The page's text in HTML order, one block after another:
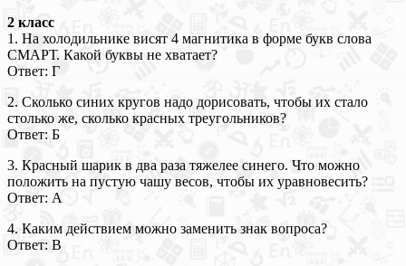
2 класс
1. На холодильнике висят 4 магнитика в форме букв слова
СМАРТ. Какой буквы не хватает?
Ответ: Г
2. Сколько синих кругов надо дорисовать, чтобы их стало
столько же, сколько красных треугольников?
Ответ: Б
3. Красный шарик в два раза тяжелее синего. Что можно
положить на пустую чашу весов, чтобы их уравновесить?
Ответ: А
4. Каким действием можно заменить знак вопроса?
Ответ: В